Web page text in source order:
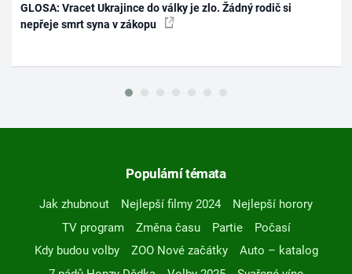
GLOSA: Vracet Ukrajince do války je zlo. Žádný rodič si
nepřeje smrt syna v zákopu
Populární témata
Jak zhubnout Nejlepší filmy 2024
Nejlepší horory
TV program
Změna času Partie
Počasí
Kdy budou volby
ZOO Nové začátky
Auto – katalog